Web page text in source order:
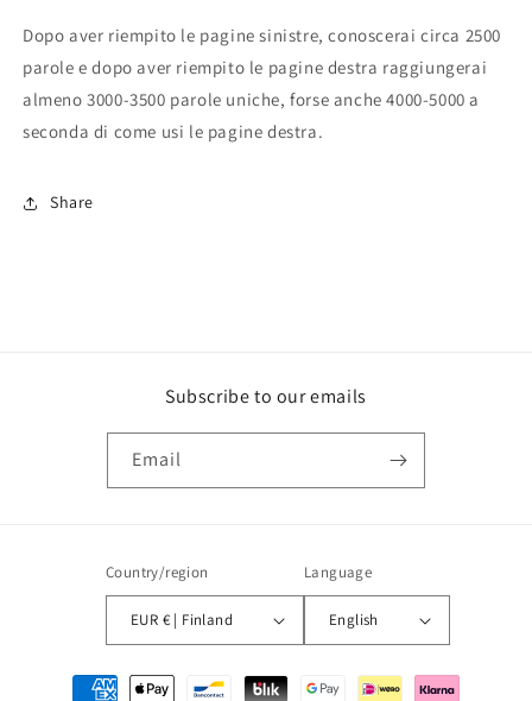
Dopo aver riempito le pagine sinistre, conoscerai circa 2500
parole e dopo aver riempito le pagine destra raggiungerai
almeno 3000-3500 parole uniche, forse anche 4000-5000 a
seconda di come usi le pagine destra.
Share
Subscribe to our emails
Email
Country/region
EUR € | Finland
Language
English
Payment